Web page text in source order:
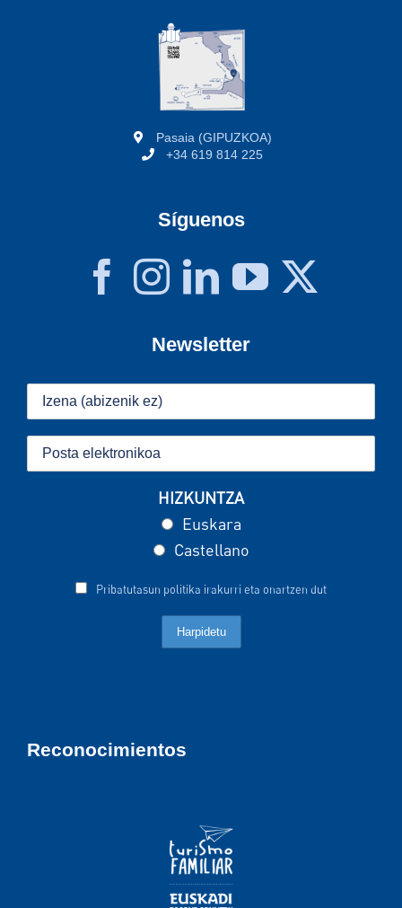
Pasaia (GIPUZKOA)
+34 619 814 225
Síguenos
Newsletter
HIZKUNTZA
Euskara
Castellano
Pribatutasun politika irakurri eta onartzen dut
Reconocimientos